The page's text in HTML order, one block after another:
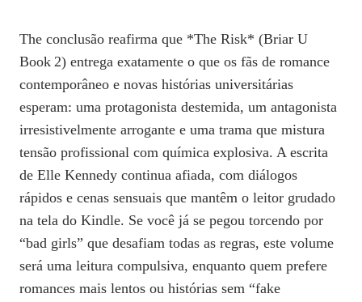
The conclusão reafirma que *The Risk* (Briar U
Book 2) entrega exatamente o que os fãs de romance
contemporâneo e novas histórias universitárias
esperam: uma protagonista destemida, um antagonista
irresistivelmente arrogante e uma trama que mistura
tensão profissional com química explosiva. A escrita
de Elle Kennedy continua afiada, com diálogos
rápidos e cenas sensuais que mantêm o leitor grudado
na tela do Kindle. Se você já se pegou torcendo por
“bad girls” que desafiam todas as regras, este volume
será uma leitura compulsiva, enquanto quem prefere
romances mais lentos ou histórias sem “fake